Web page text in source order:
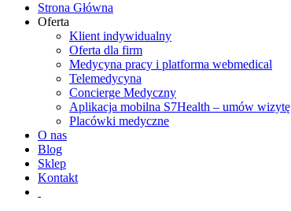
Strona Główna
Oferta
Klient indywidualny
Oferta dla firm
Medycyna pracy i platforma webmedical
Telemedycyna
Concierge Medyczny
Aplikacja mobilna S7Health – umów wizytę
Placówki medyczne
O nas
Blog
Sklep
Kontakt